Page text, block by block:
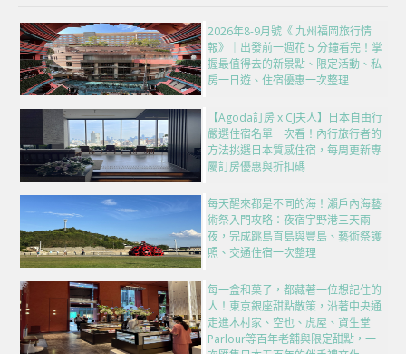
2026年8-9月號《 九州福岡旅行情
報》｜出發前一週花 5 分鐘看完！掌
握最值得去的新景點、限定活動、私
房一日遊、住宿優惠一次整理
【Agoda訂房 x CJ夫人】日本自由行
嚴選住宿名單一次看！內行旅行者的
方法挑選日本質感住宿，每周更新專
屬訂房優惠與折扣碼
每天醒來都是不同的海！瀨戶內海藝
術祭入門攻略：夜宿宇野港三天兩
夜，完成跳島直島與豐島、藝術祭護
照、交通住宿一次整理
每一盒和菓子，都藏著一位想記住的
人！東京銀座甜點散策，沿著中央通
走進木村家、空也、虎屋、資生堂
Parlour等百年老舖與限定甜點，一